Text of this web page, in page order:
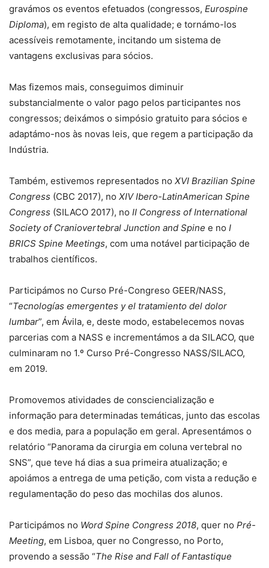
gravámos os eventos efetuados (congressos, Eurospine
Diploma), em registo de alta qualidade; e tornámo-los
acessíveis remotamente, incitando um sistema de
vantagens exclusivas para sócios.
Mas fizemos mais, conseguimos diminuir
substancialmente o valor pago pelos participantes nos
congressos; deixámos o simpósio gratuito para sócios e
adaptámo-nos às novas leis, que regem a participação da
Indústria.
Também, estivemos representados no XVI Brazilian Spine
Congress (CBC 2017), no XIV Ibero-LatinAmerican Spine
Congress (SILACO 2017), no II Congress of International
Society of Craniovertebral Junction and Spine e no I
BRICS Spine Meetings, com uma notável participação de
trabalhos científicos.
Participámos no Curso Pré-Congreso GEER/NASS,
“Tecnologías emergentes y el tratamiento del dolor
lumbar”, em Ávila, e, deste modo, estabelecemos novas
parcerias com a NASS e incrementámos a da SILACO, que
culminaram no 1.º Curso Pré-Congresso NASS/SILACO,
em 2019.
Promovemos atividades de consciencialização e
informação para determinadas temáticas, junto das escolas
e dos media, para a população em geral. Apresentámos o
relatório “Panorama da cirurgia em coluna vertebral no
SNS”, que teve há dias a sua primeira atualização; e
apoiámos a entrega de uma petição, com vista a redução e
regulamentação do peso das mochilas dos alunos.
Participámos no Word Spine Congress 2018, quer no Pré-
Meeting, em Lisboa, quer no Congresso, no Porto,
provendo a sessão “The Rise and Fall of Fantastique